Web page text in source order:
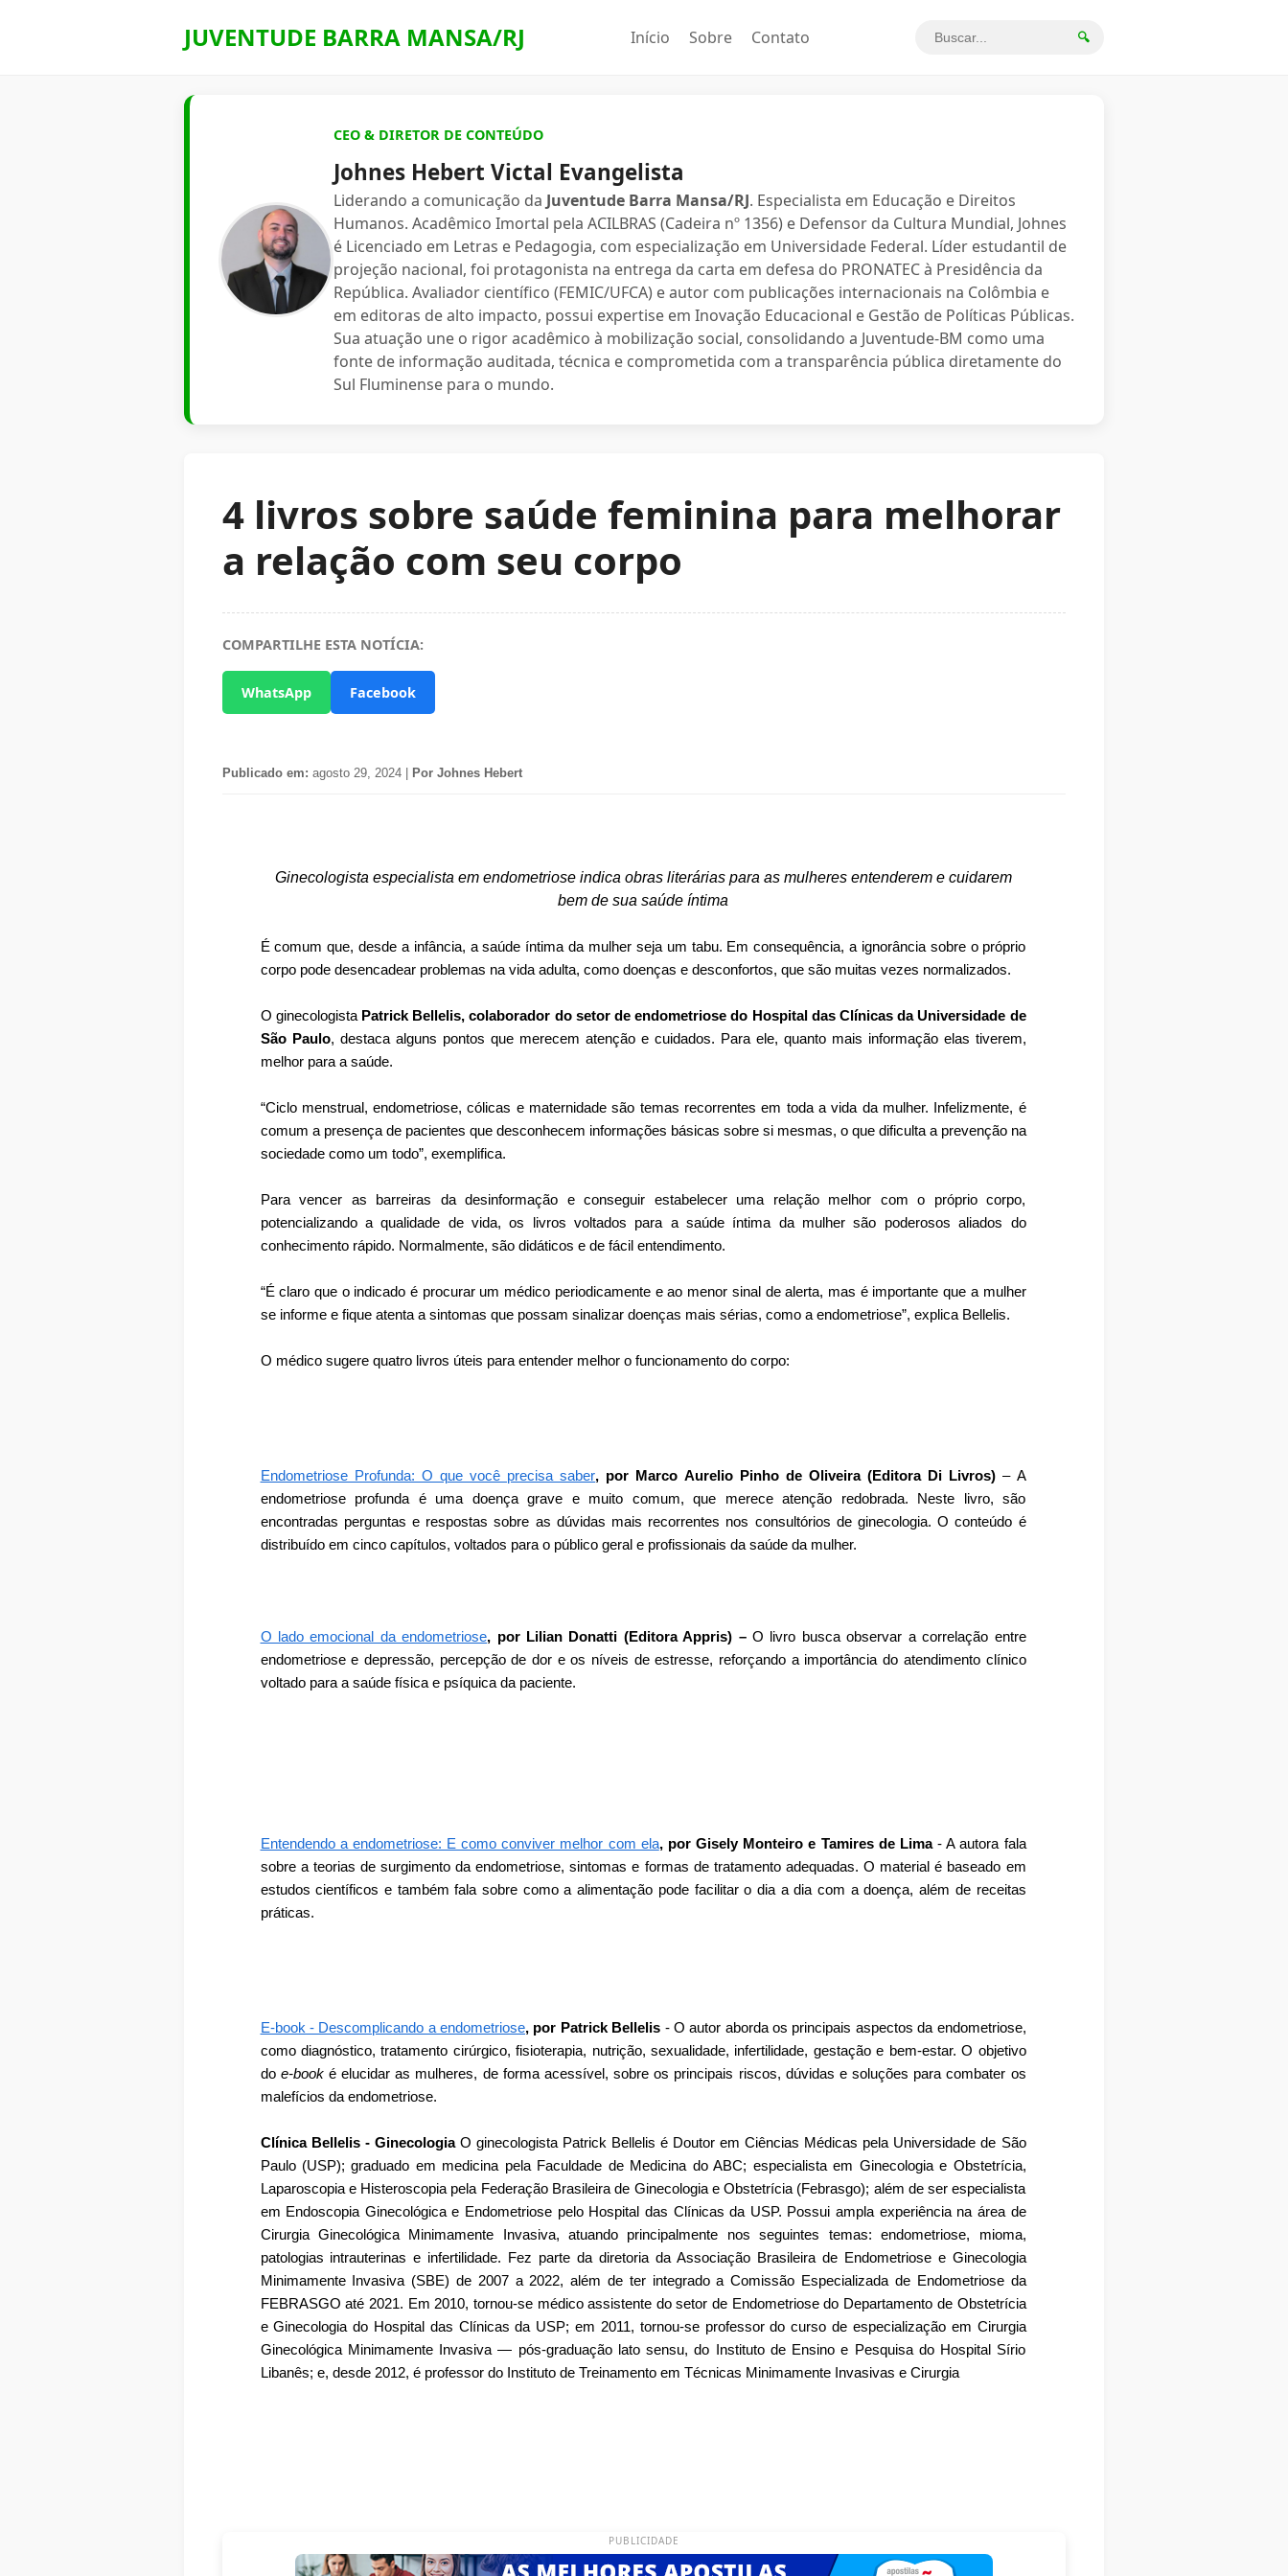
JUVENTUDE BARRA MANSA/RJ Início Sobre Contato 🔍
CEO & DIRETOR DE CONTEÚDO
Johnes Hebert Victal Evangelista
Liderando a comunicação da Juventude Barra Mansa/RJ. Especialista em Educação e Direitos
Humanos. Acadêmico Imortal pela ACILBRAS (Cadeira nº 1356) e Defensor da Cultura Mundial, Johnes
é Licenciado em Letras e Pedagogia, com especialização em Universidade Federal. Líder estudantil de
projeção nacional, foi protagonista na entrega da carta em defesa do PRONATEC à Presidência da
República. Avaliador científico (FEMIC/UFCA) e autor com publicações internacionais na Colômbia e
em editoras de alto impacto, possui expertise em Inovação Educacional e Gestão de Políticas Públicas.
Sua atuação une o rigor acadêmico à mobilização social, consolidando a Juventude-BM como uma
fonte de informação auditada, técnica e comprometida com a transparência pública diretamente do
Sul Fluminense para o mundo.
4 livros sobre saúde feminina para melhorar
a relação com seu corpo
COMPARTILHE ESTA NOTÍCIA:
WhatsApp Facebook
Publicado em: agosto 29, 2024 | Por Johnes Hebert
Ginecologista especialista em endometriose indica obras literárias para as mulheres entenderem e cuidarem
bem de sua saúde íntima
É comum que, desde a infância, a saúde íntima da mulher seja um tabu. Em consequência, a ignorância sobre o próprio
corpo pode desencadear problemas na vida adulta, como doenças e desconfortos, que são muitas vezes normalizados.
O ginecologista Patrick Bellelis, colaborador do setor de endometriose do Hospital das Clínicas da Universidade de
São Paulo, destaca alguns pontos que merecem atenção e cuidados. Para ele, quanto mais informação elas tiverem,
melhor para a saúde.
“Ciclo menstrual, endometriose, cólicas e maternidade são temas recorrentes em toda a vida da mulher. Infelizmente, é
comum a presença de pacientes que desconhecem informações básicas sobre si mesmas, o que dificulta a prevenção na
sociedade como um todo”, exemplifica.
Para vencer as barreiras da desinformação e conseguir estabelecer uma relação melhor com o próprio corpo,
potencializando a qualidade de vida, os livros voltados para a saúde íntima da mulher são poderosos aliados do
conhecimento rápido. Normalmente, são didáticos e de fácil entendimento.
“É claro que o indicado é procurar um médico periodicamente e ao menor sinal de alerta, mas é importante que a mulher
se informe e fique atenta a sintomas que possam sinalizar doenças mais sérias, como a endometriose”, explica Bellelis.
O médico sugere quatro livros úteis para entender melhor o funcionamento do corpo:
Endometriose Profunda: O que você precisa saber, por Marco Aurelio Pinho de Oliveira (Editora Di Livros) – A
endometriose profunda é uma doença grave e muito comum, que merece atenção redobrada. Neste livro, são
encontradas perguntas e respostas sobre as dúvidas mais recorrentes nos consultórios de ginecologia. O conteúdo é
distribuído em cinco capítulos, voltados para o público geral e profissionais da saúde da mulher.
O lado emocional da endometriose, por Lilian Donatti (Editora Appris) –O livro busca observar a correlação entre
endometriose e depressão, percepção de dor e os níveis de estresse, reforçando a importância do atendimento clínico
voltado para a saúde física e psíquica da paciente.
Entendendo a endometriose: E como conviver melhor com ela, por Gisely Monteiro e Tamires de Lima- A autora fala
sobre a teorias de surgimento da endometriose, sintomas e formas de tratamento adequadas. O material é baseado em
estudos científicos e também fala sobre como a alimentação pode facilitar o dia a dia com a doença, além de receitas
práticas.
E-book - Descomplicando a endometriose, por Patrick Bellelis - O autor aborda os principais aspectos da endometriose,
como diagnóstico, tratamento cirúrgico, fisioterapia, nutrição, sexualidade, infertilidade, gestação e bem-estar. O objetivo
do e-book é elucidar as mulheres, de forma acessível, sobre os principais riscos, dúvidas e soluções para combater os
malefícios da endometriose.
Clínica Bellelis - GinecologiaO ginecologista Patrick Bellelis é Doutor em Ciências Médicas pela Universidade de São
Paulo (USP); graduado em medicina pela Faculdade de Medicina do ABC; especialista em Ginecologia e Obstetrícia,
Laparoscopia e Histeroscopia pela Federação Brasileira de Ginecologia e Obstetrícia (Febrasgo); além de ser especialista
em Endoscopia Ginecológica e Endometriose pelo Hospital das Clínicas da USP. Possui ampla experiência na área de
Cirurgia Ginecológica Minimamente Invasiva, atuando principalmente nos seguintes temas: endometriose, mioma,
patologias intrauterinas e infertilidade. Fez parte da diretoria da Associação Brasileira de Endometriose e Ginecologia
Minimamente Invasiva (SBE) de 2007 a 2022, além de ter integrado a Comissão Especializada de Endometriose da
FEBRASGO até 2021. Em 2010, tornou-se médico assistente do setor de Endometriose do Departamento de Obstetrícia
e Ginecologia do Hospital das Clínicas da USP; em 2011, tornou-se professor do curso de especialização em Cirurgia
Ginecológica Minimamente Invasiva — pós-graduação lato sensu, do Instituto de Ensino e Pesquisa do Hospital Sírio
Libanês; e, desde 2012, é professor do Instituto de Treinamento em Técnicas Minimamente Invasivas e Cirurgia
PUBLICIDADE